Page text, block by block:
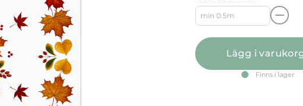
Lägg i
Finns i lager